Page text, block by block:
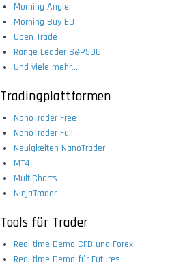
Morning Angler
Morning Buy EU
Open Trade
Range Leader S&P500
Und viele mehr...
Tradingplattformen
NanoTrader Free
NanoTrader Full
Neuigkeiten NanoTrader
MT4
MultiCharts
NinjaTrader
Tools für Trader
Real-time Demo CFD und Forex
Real-time Demo für Futures